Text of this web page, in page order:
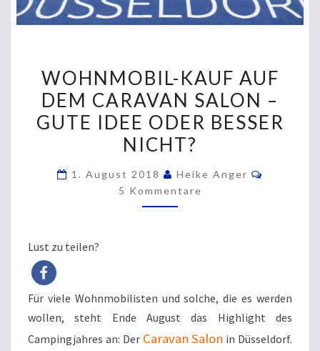
KAUF
AUF
DEM
CARAVAN
–
GUTE
WOHNMOBIL-KAUF AUF
DEM CARAVAN SALON –
GUTE IDEE ODER BESSER
NICHT?
1. August 2018 Heike Anger
5 Kommentare
Lust zu teilen?
Für viele Wohnmobilisten und solche, die es werden
wollen, steht Ende August das Highlight des
Campingjahres an: Der Caravan Salon in Düsseldorf.